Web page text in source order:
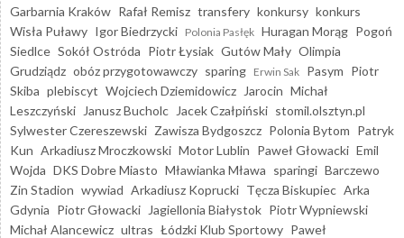
Garbarnia Kraków Rafał Remisz transfery konkursy konkurs
Wisła Puławy Igor Biedrzycki Polonia Pasłęk Huragan Morąg Pogoń
Siedlce Sokół Ostróda Piotr Łysiak Gutów Mały Olimpia
Grudziądz obóz przygotowawczy sparing Erwin Sak Pasym Piotr
Skiba plebiscyt Wojciech Dziemidowicz Jarocin Michał
Leszczyński
Janusz Bucholc Jacek Czałpiński stomil.olsztyn.pl
Sylwester Czereszewski Zawisza Bydgoszcz Polonia Bytom Patryk
Kun Arkadiusz Mroczkowski Motor Lublin Paweł Głowacki Emil
Wojda DKS Dobre Miasto Mławianka Mława sparingi Barczewo
Zin Stadion wywiad Arkadiusz Koprucki Tęcza Biskupiec Arka
Gdynia Piotr Głowacki Jagiellonia Białystok Piotr Wypniewski
Michał Alancewicz ultras Łódzki Klub Sportowy Paweł